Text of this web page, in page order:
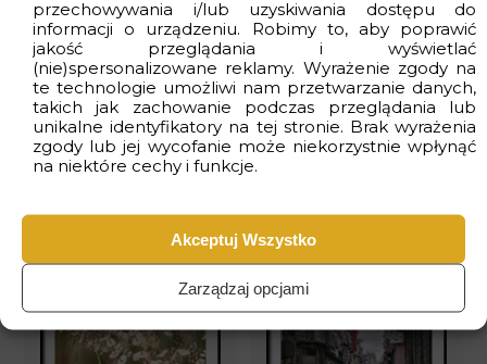
przechowywania i/lub uzyskiwania dostępu do
informacji o urządzeniu. Robimy to, aby poprawić
jakość przeglądania i wyświetlać
(nie)spersonalizowane reklamy. Wyrażenie zgody na
te technologie umożliwi nam przetwarzanie danych,
takich jak zachowanie podczas przeglądania lub
unikalne identyfikatory na tej stronie. Brak wyrażenia
zgody lub jej wycofanie może niekorzystnie wpłynąć
na niektóre cechy i funkcje.
Akceptuj Wszystko
Zarządzaj opcjami
27.9 zł 46.50 zł 27.9 zł 46.50 zł
-40%